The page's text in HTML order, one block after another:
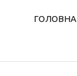
ГОЛОВНА